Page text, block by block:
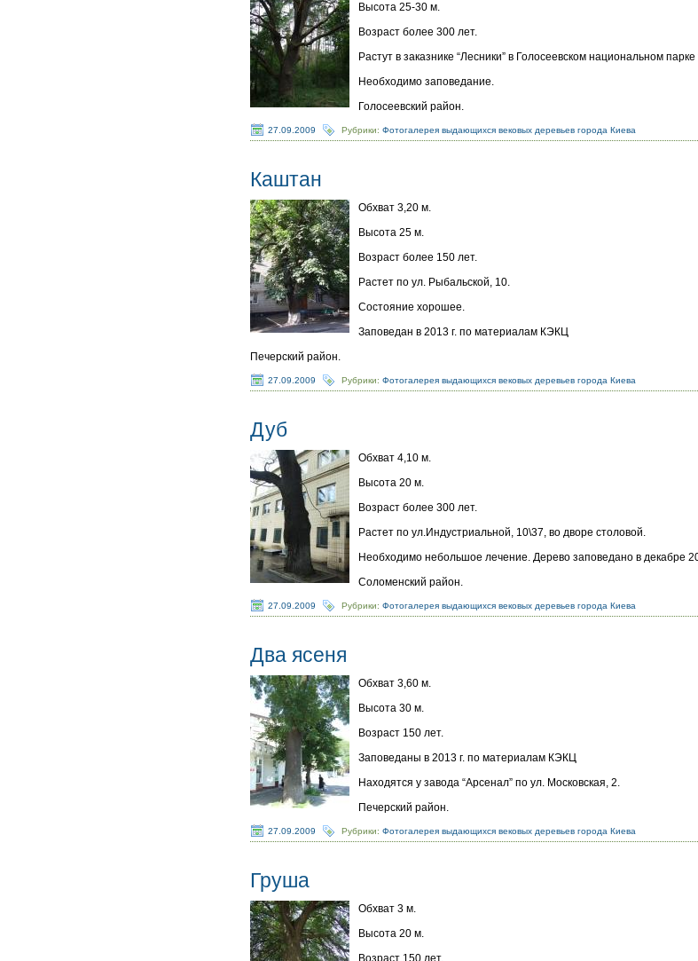
Высота 25-30 м.
Возраст более 300 лет.
Растут в заказнике “Лесники” в Голосеевском национальном
Необходимо заповедание.
Голосеевский район.
27.09.2009 Рубрики:Фотогалерея выдающихся вековых деревьев города Киева
Каштан
Обхват 3,20 м.
Высота 25 м.
Возраст более 150 лет.
Растет по ул. Рыбальской, 10.
Состояние хорошее.
Заповедан в 2013 г. по материалам КЭКЦ
Печерский район.
27.09.2009 Рубрики:Фотогалерея выдающихся вековых деревьев города Киева
Дуб
Обхват 4,10 м.
Высота 20 м.
Возраст более 300 лет.
Растет по ул.Индустриальной, 10\37, во дворе столовой.
Необходимо небольшое лечение. Дерево заповедано в декабре
Соломенский район.
27.09.2009 Рубрики:Фотогалерея выдающихся вековых деревьев города Киева
Два ясеня
Обхват 3,60 м.
Высота 30 м.
Возраст 150 лет.
Заповеданы в 2013 г. по материалам КЭКЦ
Находятся у завода “Арсенал” по ул. Московская, 2.
Печерский район.
27.09.2009 Рубрики:Фотогалерея выдающихся вековых деревьев города Киева
Груша
Обхват 3 м.
Высота 20 м.
Возраст 150 лет.